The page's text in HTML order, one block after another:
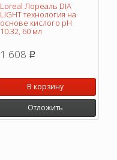
Loreal Лореаль DIA
LIGHT технология на
основе кислого pH
10.32, 60 мл
1 608 p
В корзину
Отложить